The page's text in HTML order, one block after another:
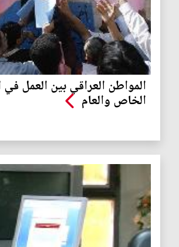
المواطن العراقي بين العمل في
الخاص والعام